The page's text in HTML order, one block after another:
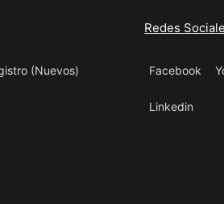
(Nuevos)
Redes
Facebook
Linkedin